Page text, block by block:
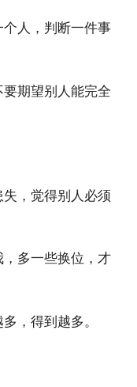
人，判断一件事
期望别人能完全
，觉得别人必须
多一些换位，才
，得到越多。